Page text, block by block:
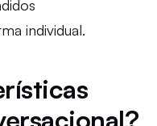
individual.